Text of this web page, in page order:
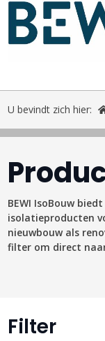
U bevindt zich hier:
BEWI IsoBouw
isolatieproducten
nieuwbouw als
filter om direct
Filter